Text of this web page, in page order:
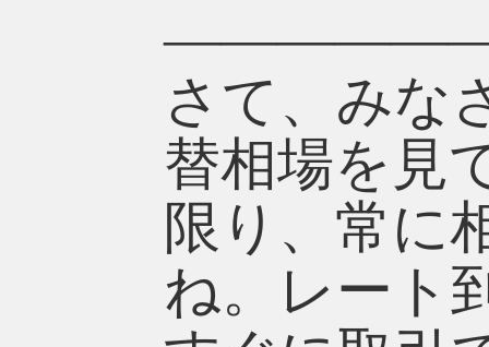
さて、みな
替相場を見
限り、常に
ね。レート